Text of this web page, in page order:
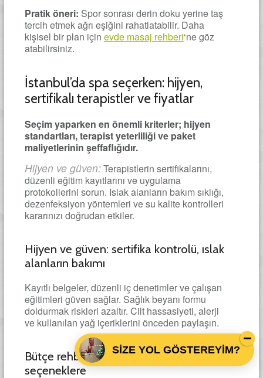
Pratik öneri: Spor sonrası derin doku yerine taş
tercih etmek ağrı eşiğini rahatlatabilir. Daha
kişisel bir plan için evde masaj rehberi‘ne göz
atabilirsiniz.
İstanbul’da spa seçerken: hijyen,
sertifikalı terapistler ve fiyatlar
Seçim yaparken en önemli kriterler; hijyen
standartları, terapist yeterliliği ve paket
maliyetlerinin şeffaflığıdır.
Hijyen ve güven:Terapistlerin sertifikalarını,
düzenli eğitim kayıtlarını ve uygulama
protokollerini sorun. Islak alanların bakım sıklığı,
dezenfeksiyon yöntemleri ve su kalite kontrolleri
kararınızı doğrudan etkiler.
Hijyen ve güven: sertifika kontrolü, ıslak
alanların bakımı
Kayıtlı belgeler, düzenli iç denetimler ve çalışan
eğitimleri güven sağlar. Sağlık beyanı formu
doldurmak riskleri azaltır. Cilt hassasiyeti, alerji
ve kullanılan yağ içeriklerini önceden paylaşın.
Bütçe rehberi: lüks otellerden erişilebilir
seçeneklere
SİZE YOL GÖSTEREYİM?